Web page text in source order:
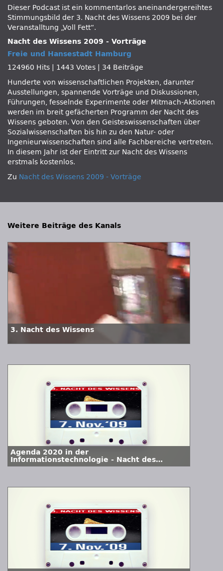
Dieser Podcast ist ein kommentarlos aneinandergereihtes
Stimmungsbild der 3. Nacht des Wissens 2009 bei der
Veranstalltung „Voll Fett“.
Nacht des Wissens 2009 - Vorträge
Freie und Hansestadt Hamburg
124960 Hits
1443 Votes
34 Beiträge
Hunderte von wissenschaftlichen Projekten, darunter
Ausstellungen, spannende Vorträge und Diskussionen,
Führungen, fesselnde Experimente oder Mitmach-Aktionen
werden im breit gefächerten Programm der Nacht des
Wissens geboten. Von den Geisteswissenschaften über
Sozialwissenschaften bis hin zu den Natur- oder
Ingenieurwissenschaften sind alle Fachbereiche vertreten.
In diesem Jahr ist der Eintritt zur Nacht des Wissens
erstmals kostenlos.
Zu Nacht des Wissens 2009 - Vorträge
Weitere Beiträge des Kanals
3. Nacht des Wissens
Agenda 2020 in der
Informationstechnologie - Nacht des
Wissens 2009